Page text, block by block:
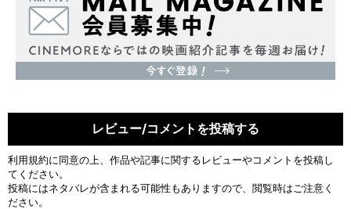
レビュー/コメントを投稿する
利用規約に同意の上、作品や記事に関するレビューやコメントを投稿し
てください。
投稿にはネタバレが含まれる可能性もありますので、閲覧時はご注意く
ださい。